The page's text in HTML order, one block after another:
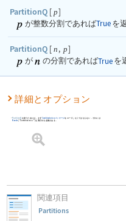
PartitionQ [ p]
が整数分割であればTrue を
PartitionQ [ n , p]
が の分割であればTrue を
詳細とオプション
PartitionQ を使うためには，まず Combinatoricaパッケージをロードしなくてはならない．それには
Needs
"Combinatorica`"] を実行する必要がある．
関連項目
Partitions